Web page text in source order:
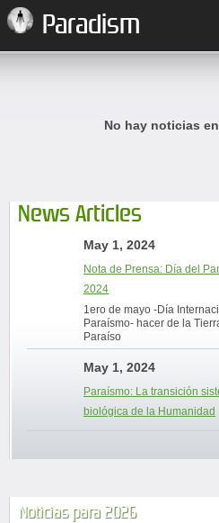
Paradism
No hay noticias
News Articles
May 1, 2024
Nota de Prensa: Día del
2024
1ero de mayo -Día
Paraísmo- hacer de la
Paraíso
May 1, 2024
Paraísmo: La transición
biológica de la Humanidad
Noticias para 2026